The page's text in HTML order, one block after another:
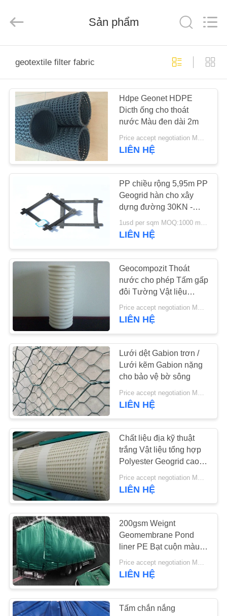
CHỦ
CÁC
SẢN
PHẨM
VỀ
THAM
QUAN
NHÀ
MÁY
KIỂM
SOÁT
CHẤT
LƯỢNG
LIÊN
HỆ
CHÚNG
TÔI
TIN
TỨC
YÊU
CẦU
BÁO
GIÁ
SƠ
LOVER
LTD.
Sản phẩm
geotextile filter fabric
Hdpe Geonet HDPE
Dicth ống cho thoát
nước Màu đen dài 2m
Price accept negotiation MOQ:100m
LIÊN HỆ
PP chiều rộng 5,95m PP
Geogrid hàn cho xây
dựng đường 30KN -
30KN
1usd per sqm MOQ:1000 mét vuông
LIÊN HỆ
Geocompozit Thoát
nước cho phép Tấm gấp
đôi Tường Vật liệu
HDPE Màu trắng
Price accept negotiation MOQ:100m
LIÊN HỆ
Lưới dệt Gabion trơn /
Lưới kẽm Gabion nặng
cho bảo vệ bờ sông
LIÊN HỆ
Chất liệu địa kỹ thuật
trắng Vật liệu tổng hợp
Polyester Geogrid cao
cho mỏ than
Price accept negotiation MOQ:1000Sq.mt
LIÊN HỆ
200gsm Weignt
Geomembrane Pond
liner PE Bạt cuộn màu
xanh lá cây cho bìa xe
tải
Price accept negotiation MOQ:1000m2.
LIÊN HỆ
Tấm chắn nắng